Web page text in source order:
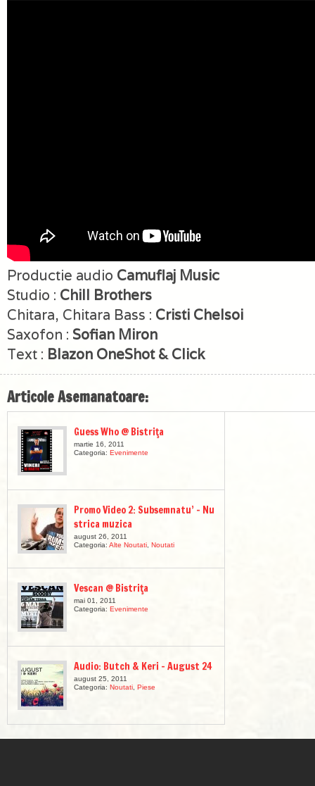
Productie audio Camuflaj Music
Studio : Chill Brothers
Chitara, Chitara Bass : Cristi Chelsoi
Saxofon : Sofian Miron
Text : Blazon OneShot & Click
Articole Asemanatoare:
Guess Who @ Bistriţa
martie 16, 2011
Categoria: Evenimente
Promo Video 2: Subsemnatu’ – Nu
strica muzica
august 26, 2011
Categoria: Alte Noutati Noutati
Vescan @ Bistriţa
mai 01, 2011
Categoria: Evenimente
Audio: Butch & Keri – August 24
august 25, 2011
Categoria: Noutati Piese